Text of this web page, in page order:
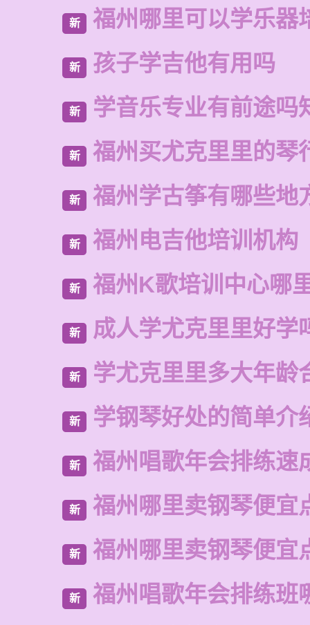
新 福州哪里可以学乐器
新 孩子学吉他有用吗
新 学音乐专业有前途吗
新 福州买尤克里里的琴
新 福州学古筝有哪些地
新 福州电吉他培训机构
新 福州K歌培训中心哪
新 成人学尤克里里好学
新 学尤克里里多大年龄
新 学钢琴好处的简单介
新 福州唱歌年会排练速
新 福州哪里卖钢琴便宜
新 福州哪里卖钢琴便宜
新 福州唱歌年会排练班